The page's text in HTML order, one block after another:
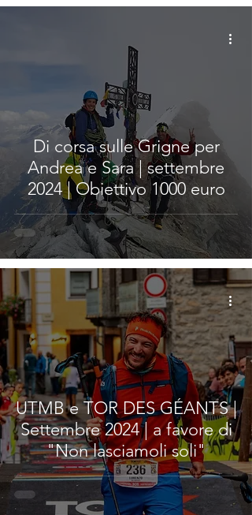
Di corsa sulle Grigne per
Andrea e Sara | settembre
2024 | Obiettivo 1000 euro
UTMB e TOR DES GÉANTS |
Settembre 2024 | a favore di
"Non lasciamoli soli"